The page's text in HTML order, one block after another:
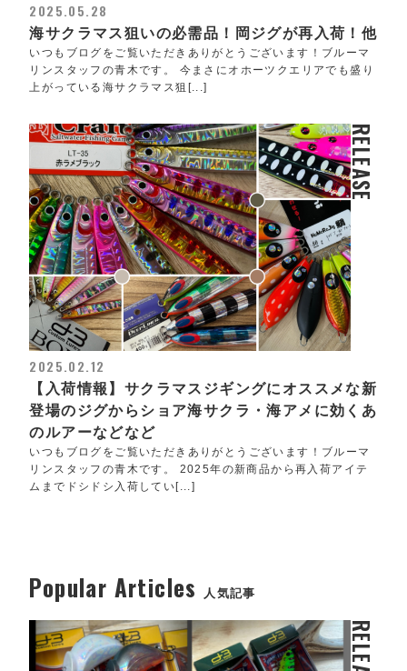
2025.05.28
海サクラマス狙いの必需品！岡ジグが再入荷！他
いつもブログをご覧いただきありがとうございます！ブルーマ
リンスタッフの青木です。 今まさにオホーツクエリアでも盛り
上がっている海サクラマス狙[...]
RELEASE
2025.02.12
【入荷情報】サクラマスジギングにオススメな新
登場のジグからショア海サクラ・海アメに効くあ
のルアーなどなど
いつもブログをご覧いただきありがとうございます！ブルーマ
リンスタッフの青木です。 2025年の新商品から再入荷アイテ
ムまでドシドシ入荷してい[...]
Popular Articles 人気記事